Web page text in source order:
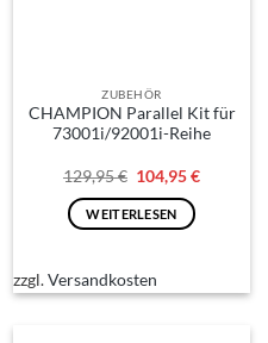
ZUBEHÖR
CHAMPION Parallel Kit für
73001i/92001i-Reihe
129,95€ Ursprünglicher
Preis
war:
129,95 €
104,95€Aktueller
WEITERLESEN
zzgl.Versandkosten